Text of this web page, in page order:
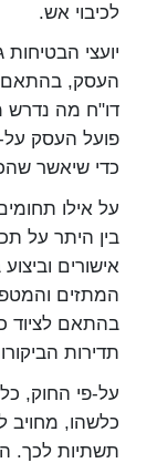
לכיבוי אש.
יועצי
העסק, בהתאם
דו"ח מה
פועל העסק
כדי שיאשר
על אילו
בין היתר על
אישורים
המתזים
בהתאם לציוד
תדירות
על-פי החוק,
כלשהו, מחויב
תשתיות לכך.